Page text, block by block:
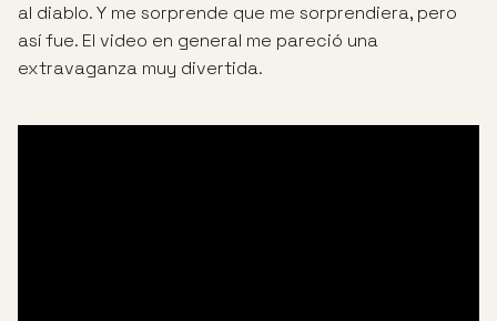
al diablo. Y me sorprende que me sorprendiera, pero
así fue. El video en general me pareció una
extravaganza muy divertida.